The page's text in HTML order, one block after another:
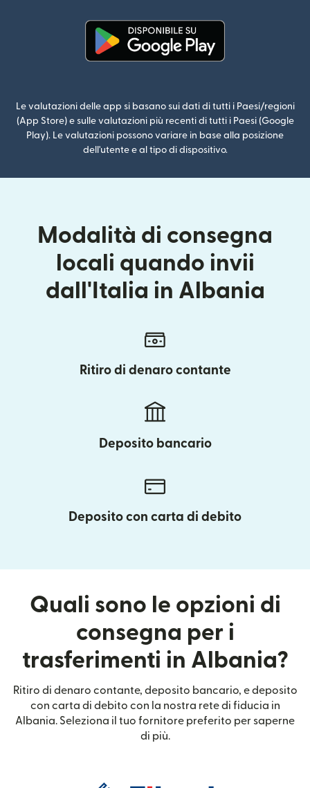
Le valutazioni delle app si basano sui dati di tutti i Paesi/regioni
(App Store) e sulle valutazioni più recenti di tutti i Paesi (Google
Play). Le valutazioni possono variare in base alla posizione
dell'utente e al tipo di dispositivo.
Modalità di consegna
locali quando invii
dall'Italia in Albania
Ritiro di denaro contante
Deposito bancario
Deposito con carta di debito
Quali sono le opzioni di
consegna per i
trasferimenti in Albania?
Ritiro di denaro contante, deposito bancario, e deposito
con carta di debito con la nostra rete di fiducia in
Albania. Seleziona il tuo fornitore preferito per saperne
di più.